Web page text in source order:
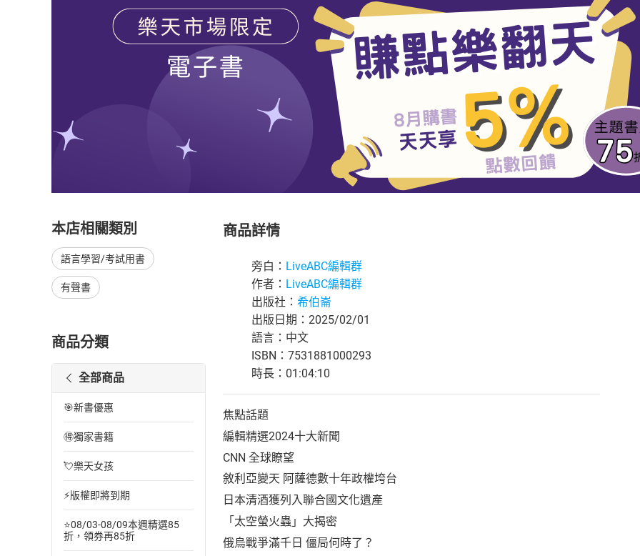
本店相關類別
語言學習/考試用書
有聲書
商品分類
全部商品
🎯新書優惠
🉐獨家書籍
💘樂天女孩
⚡版權即將到期
⭐08/03-08/09本週精選85
折，領券再85折
商品詳情
旁白： LiveABC編輯群
作者： LiveABC編輯群
出版社： 希伯崙
出版日期：2025/02/01
語言：中文
ISBN：7531881000293
時長：01:04:10
焦點話題
編輯精選2024十大新聞
CNN 全球瞭望
敘利亞變天 阿薩德數十年政權垮台
日本清酒獲列入聯合國文化遺產
「太空螢火蟲」大揭密
俄烏戰爭滿千日 僵局何時了？